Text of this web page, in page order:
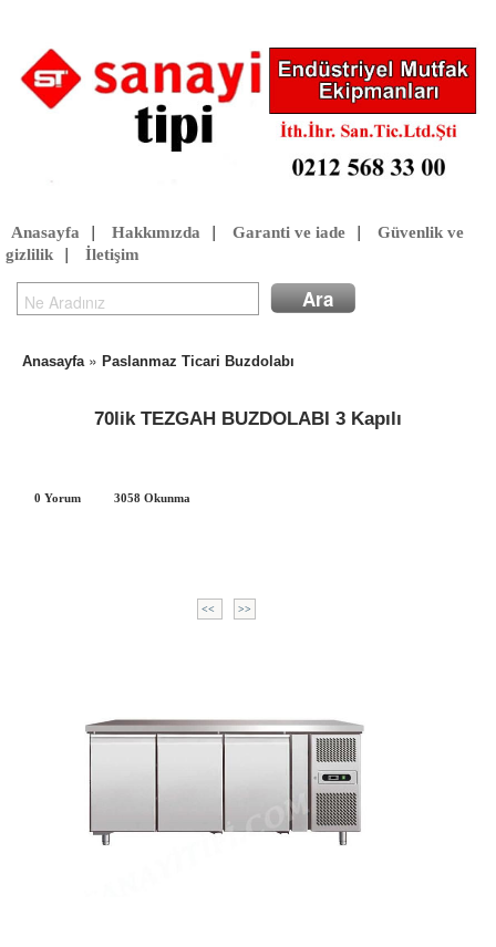
Anasayfa Hakkımızda Garanti ve iade
Güvenlik ve
gizlilik
İletişim
Anasayfa» Paslanmaz Ticari Buzdolabı
70lik TEZGAH BUZDOLABI 3 Kapılı
0 Yorum 3058 Okunma
<< >>